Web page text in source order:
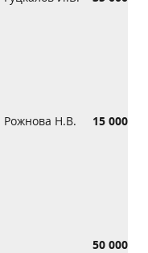
Рожнова Н.В. 15 000
50 000